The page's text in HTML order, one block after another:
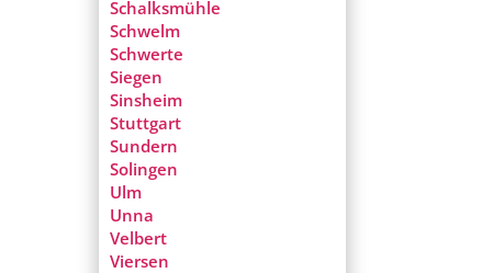
Schalksmühle
Schwelm
Schwerte
Siegen
Sinsheim
Stuttgart
Sundern
Solingen
Ulm
Unna
Velbert
Viersen